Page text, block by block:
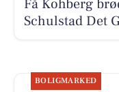
Få Kohberg
Schulstad Det
BOLIGMARKED